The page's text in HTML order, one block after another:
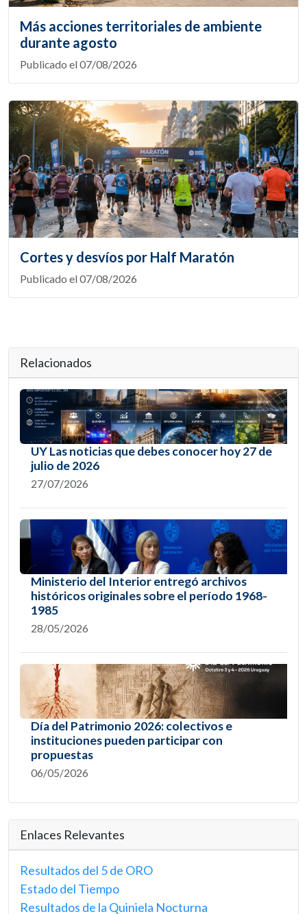
Más acciones territoriales de ambiente
durante agosto
Publicado el 07/08/2026
Cortes y desvíos por Half Maratón
Publicado el 07/08/2026
Relacionados
UY Las noticias que debes conocer hoy 27 de
julio de 2026
27/07/2026
Ministerio del Interior entregó archivos
históricos originales sobre el período 1968-
1985
28/05/2026
Día del Patrimonio 2026: colectivos e
instituciones pueden participar con
propuestas
06/05/2026
Enlaces Relevantes
Resultados del 5 de ORO
Estado del Tiempo
Resultados de la Quiniela Nocturna